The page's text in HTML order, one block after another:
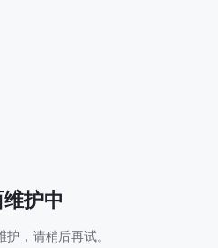
护中
，请稍后再试。